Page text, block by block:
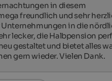
in diesem
freundlich und sehr
Unternehmungen in die
lecker, die Halbpension
gestaltet und bietet alles
gern wieder. Vielen Dank.